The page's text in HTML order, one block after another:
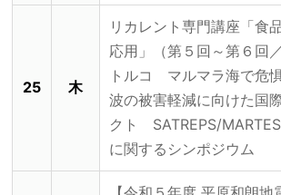
25 木
リカレント専門講座「食
応用」（第５回～第６回
トルコ マルマラ海で危
波の被害軽減に向けた国
クト SATREPS/
に関するシンポジウム